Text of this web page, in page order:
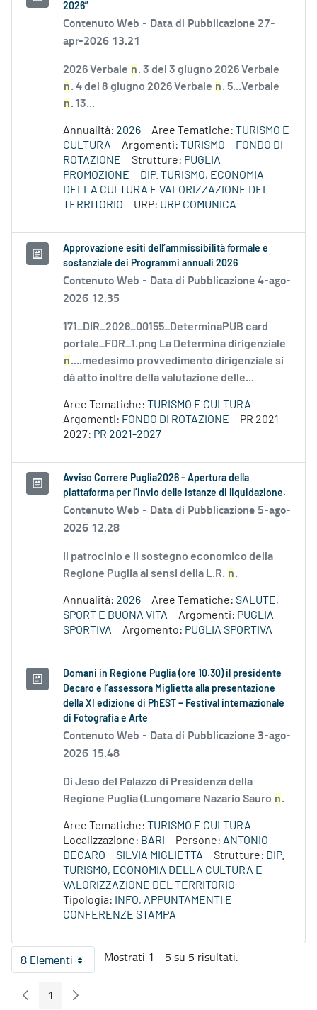
2026”
Contenuto Web - Data di Pubblicazione 27-
apr-2026 13.21
2026 Verbale n. 3 del 3 giugno 2026 Verbale
n. 4 del 8 giugno 2026 Verbale n. 5...Verbale
n. 13...
Annualità: 2026 Aree Tematiche: TURISMO E
CULTURA
Argomenti: TURISMO
FONDO DI
ROTAZIONE
Strutture: PUGLIA
PROMOZIONE
DIP. TURISMO, ECONOMIA
DELLA CULTURA E VALORIZZAZIONE DEL
TERRITORIO
URP: URP COMUNICA
Approvazione esiti dell’ammissibilità formale e
sostanziale dei Programmi annuali 2026
Contenuto Web - Data di Pubblicazione 4-ago-
2026 12.35
171_DIR_2026_00155_DeterminaPUB card
portale_FDR_1.png La Determina dirigenziale
n....medesimo provvedimento dirigenziale si
dà atto inoltre della valutazione delle...
Aree Tematiche: TURISMO E CULTURA
Argomenti: FONDO DI ROTAZIONE
PR 2021-
2027: PR 2021-2027
Avviso Correre Puglia2026 - Apertura della
piattaforma per l’invio delle istanze di liquidazione.
Contenuto Web - Data di Pubblicazione 5-ago-
2026 12.28
il patrocinio e il sostegno economico della
Regione Puglia ai sensi della L.R. n.
Annualità: 2026 Aree Tematiche: SALUTE,
SPORT E BUONA VITA
Argomenti: PUGLIA
SPORTIVA
Argomento: PUGLIA SPORTIVA
Domani in Regione Puglia (ore 10.30) il presidente
Decaro e l’assessora Miglietta alla presentazione
della XI edizione di PhEST – Festival internazionale
di Fotografia e Arte
Contenuto Web - Data di Pubblicazione 3-ago-
2026 15.48
Di Jeso del Palazzo di Presidenza della
Regione Puglia (Lungomare Nazario Sauro n.
Aree Tematiche: TURISMO E CULTURA
Localizzazione: BARI Persone: ANTONIO
DECARO
SILVIA MIGLIETTA Strutture: DIP.
TURISMO, ECONOMIA DELLA CULTURA E
VALORIZZAZIONE DEL TERRITORIO
Tipologia:
INFO, APPUNTAMENTI E
CONFERENZE STAMPA
8 ElementiPer pagina
Mostrati 1 - 5 su 5 risultati.
Pagina Precedente
Pagina
1 Pagina Seguente